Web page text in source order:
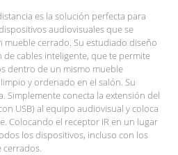
es la solución perfecta para
audiovisuales que se
cerrado. Su estudiado diseño
de cables inteligente, que te permite
dentro de un mismo mueble
y ordenado en el salón. Su
Simplemente conecta la extensión del
USB) al equipo audiovisual y coloca
Colocando el receptor IR en un lugar
los dispositivos, incluso con los